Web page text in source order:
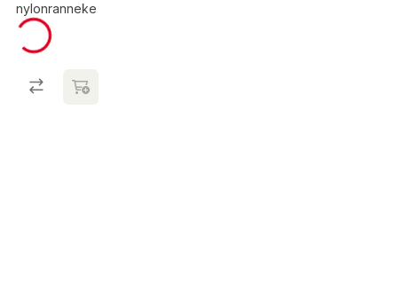
nylonranneke